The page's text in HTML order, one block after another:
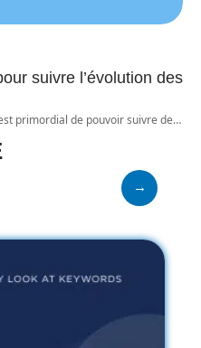
suivre l’évolution des
primordial de pouvoir suivre de…